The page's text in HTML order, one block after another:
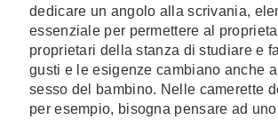
dedicare un angolo alla scrivania,
essenziale per permettere al
proprietari della stanza di studiare e
gusti e le esigenze cambiano anche
sesso del bambino. Nelle camerette
per esempio, bisogna pensare ad